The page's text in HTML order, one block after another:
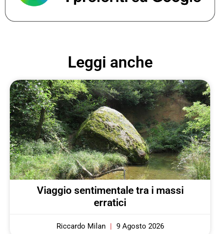
Leggi anche
Viaggio sentimentale tra i massi
erratici
Riccardo Milan 9 Agosto 2026